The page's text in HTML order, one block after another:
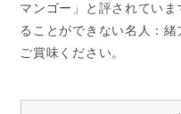
マンゴー」と評されてい
ることができない名人：
ご賞味ください。